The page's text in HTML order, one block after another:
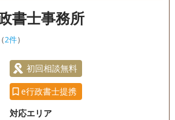
書士事務所
2件）
初回相談無料
e行政書士提携
対応エリア